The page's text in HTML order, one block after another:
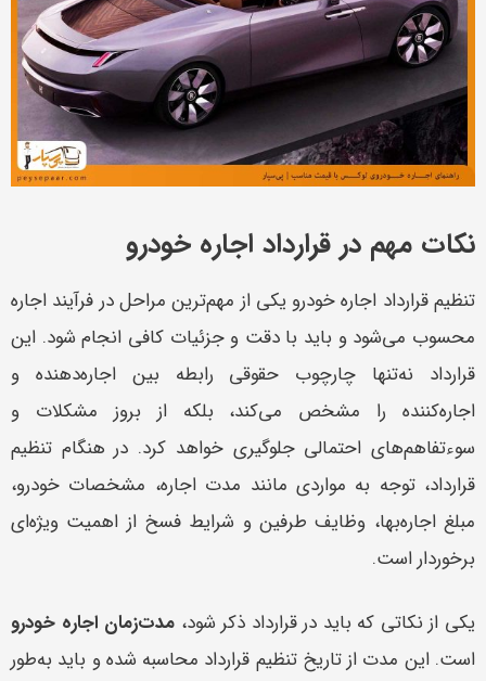
نکات مهم در قرارداد اجاره خودرو
تنظیم قرارداد اجاره خودرو یکی از مهم‌ترین مراحل در فرآیند اجاره
محسوب می‌شود و باید با دقت و جزئیات کافی انجام شود. این
قرارداد نه‌تنها چارچوب حقوقی رابطه بین اجاره‌دهنده و
اجاره‌کننده را مشخص می‌کند، بلکه از بروز مشکلات و
سوءتفاهم‌های احتمالی جلوگیری خواهد کرد. در هنگام تنظیم
قرارداد، توجه به مواردی مانند مدت اجاره، مشخصات خودرو،
مبلغ اجاره‌بها، وظایف طرفین و شرایط فسخ از اهمیت ویژه‌ای
برخوردار است.
یکی از نکاتی که باید در قرارداد ذکر شود، مدت‌زمان اجاره خودرو
است. این مدت از تاریخ تنظیم قرارداد محاسبه شده و باید به‌طور